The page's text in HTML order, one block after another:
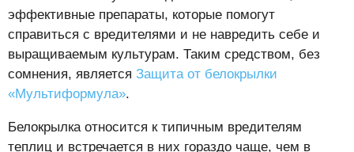
эффективные препараты, которые помогут
справиться с вредителями и не навредить себе и
выращиваемым культурам. Таким средством, без
сомнения, является Защита от белокрылки
«Мультиформула».
Белокрылка относится к типичным вредителям
теплиц и встречается в них гораздо чаще, чем в